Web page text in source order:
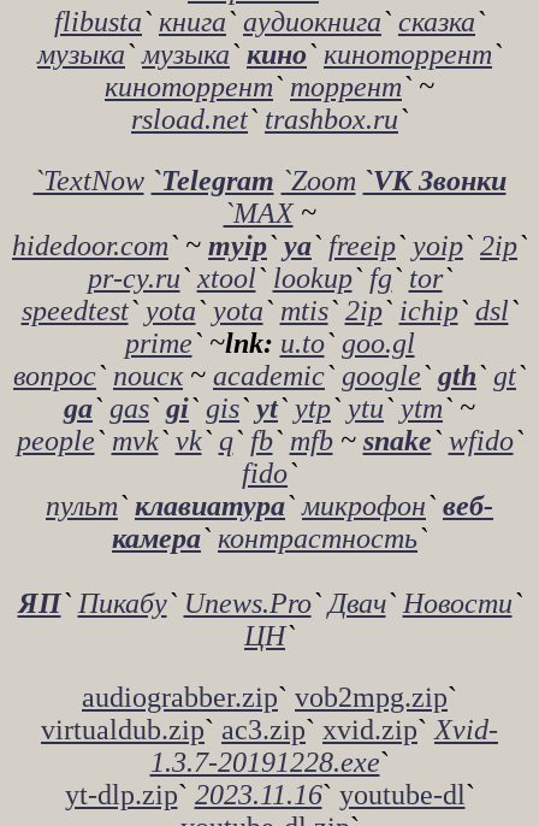
flibusta` книга` аудиокнига` сказка`
музыка`музыка` кино` киноторрент`
киноторрент` торрент` ~
rsload.net` trashbox.ru`
`TextNow `Telegram `Zoom `VK Звонки
`MAX~
hidedoor.com` ~ myip` ya` freeip` yoip` 2ip`
pr-cy.ru` xtool` lookup` fg` tor`
speedtest` yota` yota` mtis` 2ip` ichip` dsl`
prime` ~lnk: u.to` goo.gl
вопрос` поиск~ academic` google` gth` gt`
gа` gаs` gi` gis` yt` ytp` ytu` ytm` ~
people` mvk` vk` q` fb` mfb~ snake` wfido`
fido`
пульт` клавиатура`микрофон` веб-
камера` контрастность`
ЯП` Пикабу` Unews.Pro` Двач` Новости`
ЦН`
audiograbber.zip` vob2mpg.zip`
virtualdub.zip` ac3.zip` xvid.zip` Xvid-
1.3.7-20191228.exe`
yt-dlp.zip` 2023.11.16` youtube-dl`